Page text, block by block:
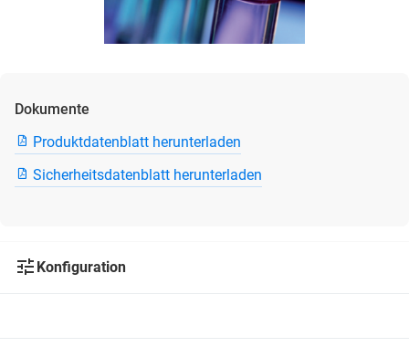
Dokumente
Produktdatenblatt herunterladen
Sicherheitsdatenblatt herunterladen
Konfiguration